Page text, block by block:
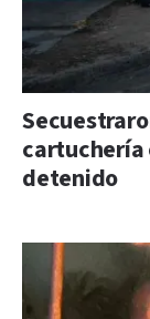
cartuchería
detenido